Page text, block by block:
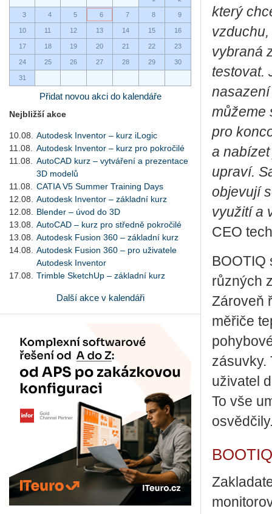
3 4 5 6 7 8 9
10 11 12 13 14 15 16
17 18 19 20 21 22 23
24 25 26 27 28 29 30
31
Přidat novou akci do kalendáře
Nejbližší akce
10.08.
Autodesk Inventor – kurz iLogic
11.08.
Autodesk Inventor – kurz pro pokročilé
11.08.
AutoCAD kurz – vytváření a prezentace
3D modelů
11.08.
CATIA V5 Summer Training Days
12.08.
Autodesk Inventor – základní kurz
12.08.
Blender – úvod do 3D
13.08.
AutoCAD – kurz pro středně pokročilé
13.08.
Autodesk Fusion 360 – základní kurz
14.08.
Autodesk Fusion 360 – pro uživatele
Autodesk Inventor
17.08.
Trimble SketchUp – základní kurz
Další akce v kalendáři
který
vybraná
testovat.
můžeme
pro
a
upraví.
objevují
využití a
CEO
BOOTIQ
různých
Zároveň
měřiče
zásuvky.
uživatel
To vše